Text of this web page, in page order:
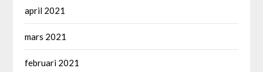
april 2021
mars 2021
februari 2021